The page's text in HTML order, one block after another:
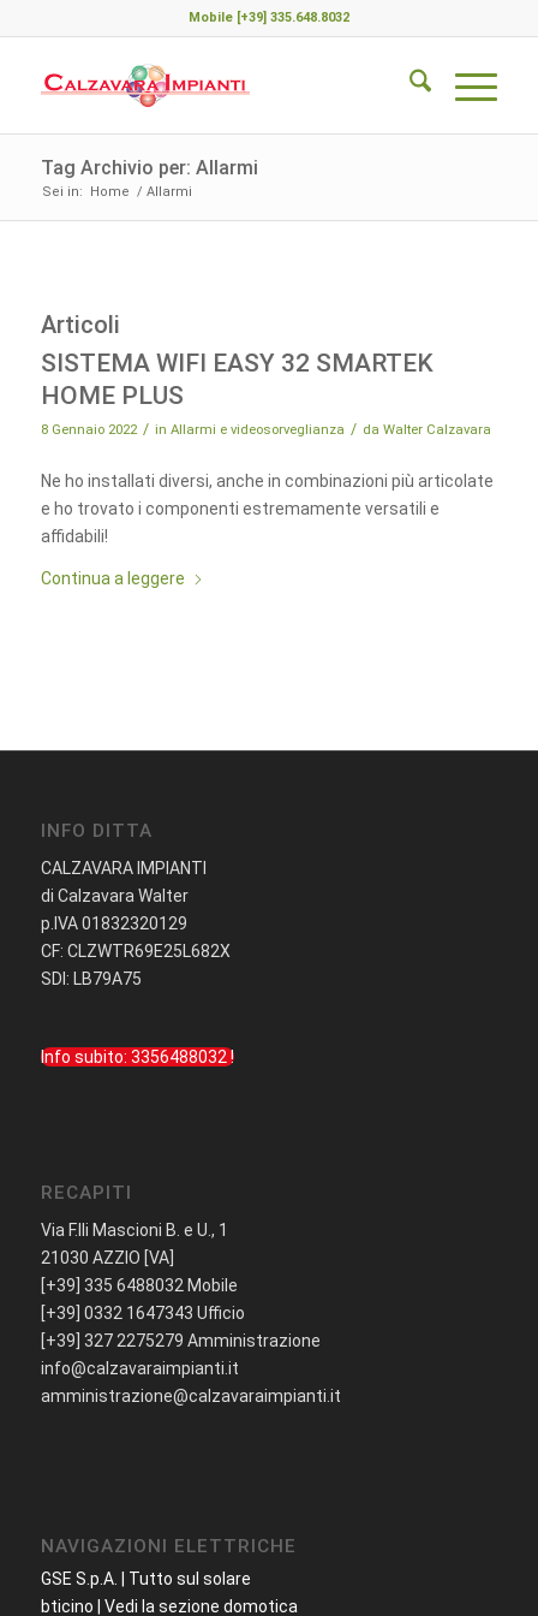
Mobile [+39] 335.648.8032
Tag Archivio per: Allarmi
Sei in: Home / Allarmi
Articoli
SISTEMA WIFI EASY 32 SMARTEK
HOME PLUS
8 Gennaio 2022 / in Allarmi e videosorveglianza / da Walter Calzavara
Ne ho installati diversi, anche in combinazioni più articolate
e ho trovato i componenti estremamente versatili e
affidabili!
Continua a leggere
INFO DITTA
CALZAVARA IMPIANTI
di Calzavara Walter
p.IVA 01832320129
CF: CLZWTR69E25L682X
SDI: LB79A75
Info subito: 3356488032 !
RECAPITI
Via F.lli Mascioni B. e U., 1
21030 AZZIO [VA]
[+39] 335 6488032 Mobile
[+39] 0332 1647343 Ufficio
[+39] 327 2275279 Amministrazione
info@calzavaraimpianti.it
amministrazione@calzavaraimpianti.it
NAVIGAZIONI ELETTRICHE
GSE S.p.A. | Tutto sul solare
bticino | Vedi la sezione domotica